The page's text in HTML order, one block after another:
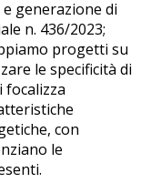
generazione di
n. 436/2023;
progetti su
le specificità di
con
le